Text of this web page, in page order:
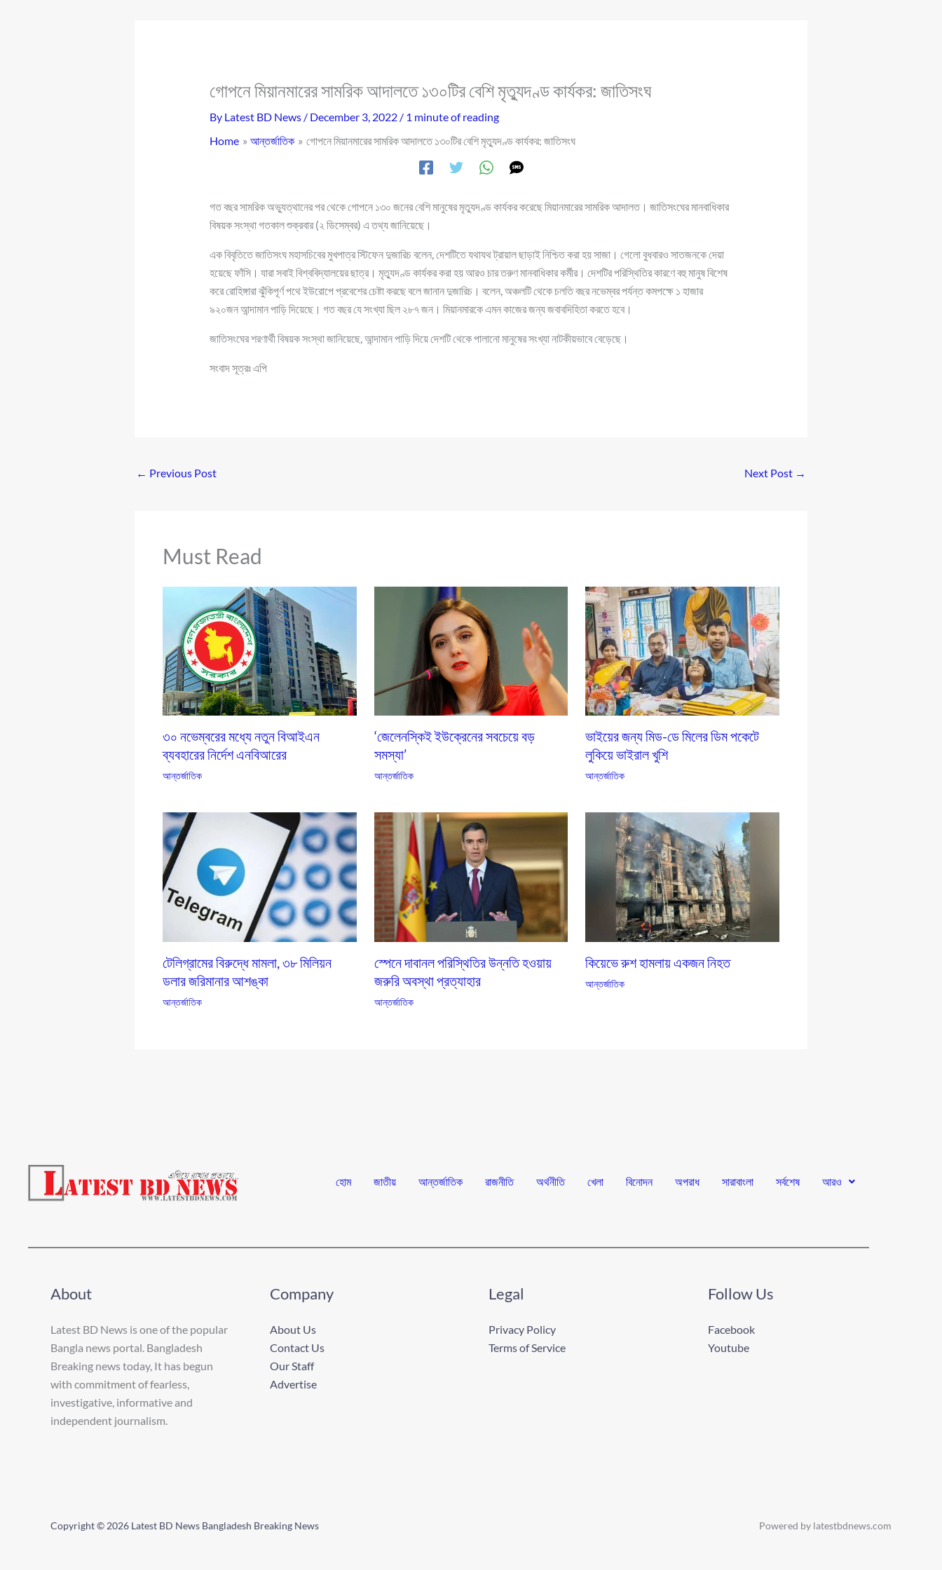
গোপনে মিয়ানমারের সামরিক আদালতে ১৩০টির বেশি মৃত্যুদণ্ড কার্যকর: জাতিসংঘ
By Latest BD News / December 3, 2022 / 1 minute of reading
Home
আন্তর্জাতিক গোপনে মিয়ানমারের সামরিক আদালতে ১৩০টির বেশি মৃত্যুদণ্ড কার্যকর: জাতিসংঘ
গত বছর সামরিক অভ্যুত্থানের পর থেকে গোপনে ১৩০ জনের বেশি মানুষের মৃত্যুদণ্ড কার্যকর করেছে মিয়ানমারের সামরিক আদালত। জাতিসংঘের মানবাধিকার
বিষয়ক সংস্থা গতকাল শুক্রবার (২ ডিসেম্বর) এ তথ্য জানিয়েছে।
এক বিবৃতিতে জাতিসংঘ মহাসচিবের মুখপাত্র স্টিফেন দুজারিচ বলেন, দেশটিতে যথাযথ ট্রায়াল ছাড়াই নিশ্চিত করা হয় সাজা। গেলো বুধবারও সাতজনকে দেয়া
হয়েছে ফাঁসি। যারা সবাই বিশ্ববিদ্যালয়ের ছাত্র। মৃত্যুদণ্ড কার্যকর করা হয় আরও চার তরুণ মানবাধিকার কর্মীর। দেশটির পরিস্থিতির কারণে বহু মানুষ বিশেষ
করে রোহিঙ্গারা ঝুঁকিপূর্ণ পথে ইউরোপে প্রবেশের চেষ্টা করছে বলে জানান দুজারিচ। বলেন, অঞ্চলটি থেকে চলতি বছর নভেম্বর পর্যন্ত কমপক্ষে ১ হাজার
৯২০জন আন্দামান পাড়ি দিয়েছে। গত বছর যে সংখ্যা ছিল ২৮৭ জন। মিয়ানমারকে এমন কাজের জন্য জবাবদিহিতা করতে হবে।
জাতিসংঘের শরণার্থী বিষয়ক সংস্থা জানিয়েছে, আন্দামান পাড়ি দিয়ে দেশটি থেকে পালানো মানুষের সংখ্যা নাটকীয়ভাবে বেড়েছে।
সংবাদ সূত্রঃ এপি
← Previous Post Next Post →
Must Read
৩০ নভেম্বরের মধ্যে নতুন বিআইএন
ব্যবহারের নির্দেশ এনবিআরের
আন্তর্জাতিক
‘জেলেনস্কিই ইউক্রেনের সবচেয়ে বড়
সমস্যা’
আন্তর্জাতিক
ভাইয়ের জন্য মিড-ডে মিলের ডিম পকেটে
লুকিয়ে ভাইরাল খুশি
আন্তর্জাতিক
টেলিগ্রামের বিরুদ্ধে মামলা, ৩৮ মিলিয়ন
ডলার জরিমানার আশঙ্কা
আন্তর্জাতিক
স্পেনে দাবানল পরিস্থিতির উন্নতি হওয়ায়
জরুরি অবস্থা প্রত্যাহার
আন্তর্জাতিক
কিয়েভে রুশ হামলায় একজন নিহত
আন্তর্জাতিক
হোম জাতীয় আন্তর্জাতিক রাজনীতি অর্থনীতি খেলা বিনোদন অপরাধ সারাবাংলা সর্বশেষ আরও
About
Latest BD News is one of the popular
Bangla news portal. Bangladesh
Breaking news today, It has begun
with commitment of fearless,
investigative, informative and
independent journalism.
Company
About Us
Contact Us
Our Staff
Advertise
Legal
Privacy Policy
Terms of Service
Follow Us
Facebook
Youtube
Copyright © 2026 Latest BD News Bangladesh Breaking News Powered by latestbdnews.com